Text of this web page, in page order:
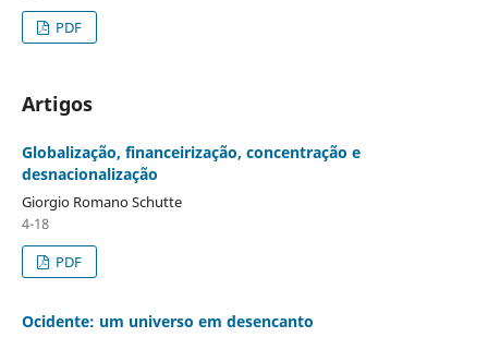
PDF
Artigos
Globalização, financeirização, concentração e
desnacionalização
Giorgio Romano Schutte
4-18
PDF
Ocidente: um universo em desencanto